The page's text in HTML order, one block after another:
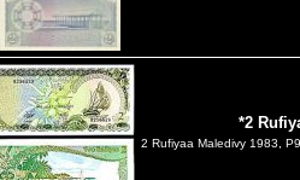
*2
2 Rufiyaa Maledivy 1983,